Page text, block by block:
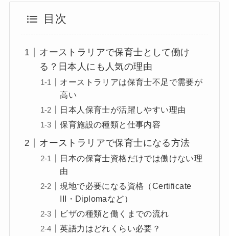
目次
オーストラリアで保育士として働け
る？日本人にも人気の理由
オーストラリアは保育士不足で需要が
高い
日本人保育士が活躍しやすい理由
保育施設の種類と仕事内容
オーストラリアで保育士になる方法
日本の保育士資格だけでは働けない理
由
現地で必要になる資格（Certificate
III・Diplomaなど）
ビザの種類と働くまでの流れ
英語力はどれくらい必要？